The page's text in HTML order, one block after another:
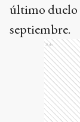
último duelo
septiembre.
Ads